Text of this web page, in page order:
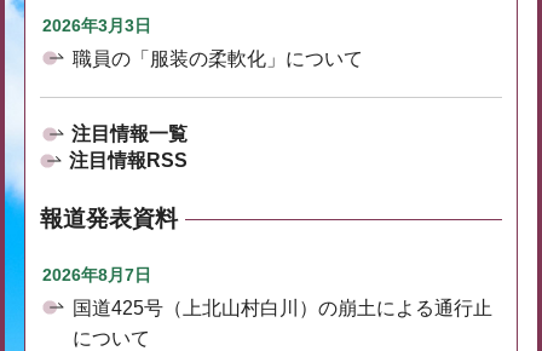
2026年3月3日
職員の「服装の柔軟化」について
注目情報一覧
注目情報RSS
報道発表資料
2026年8月7日
国道425号（上北山村白川）の崩土による通行止
について